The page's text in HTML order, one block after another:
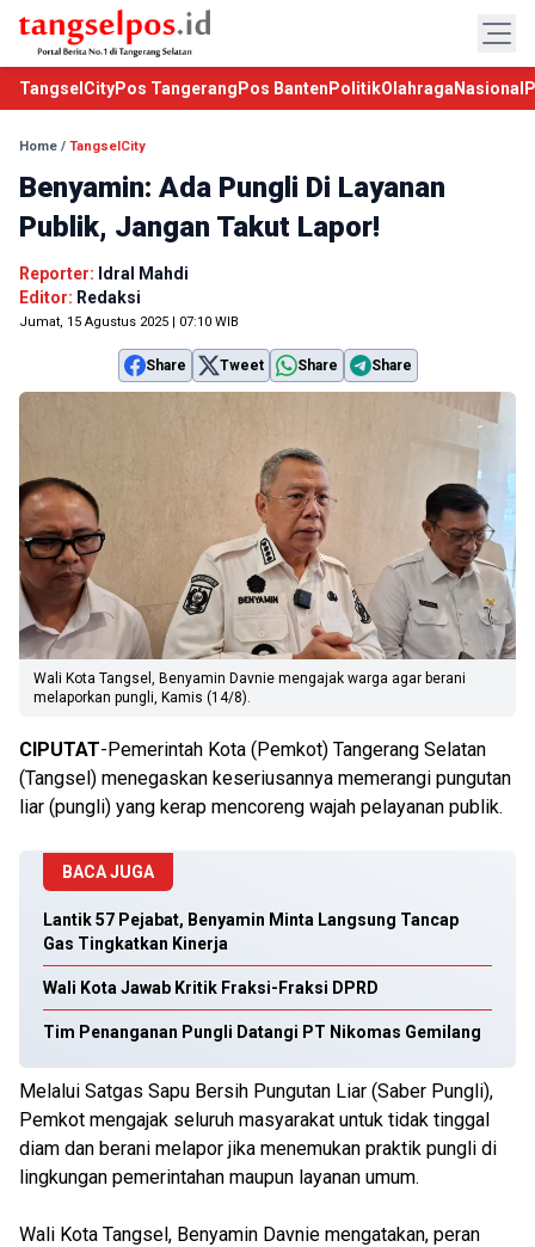
TangselCityPos Tangerang Pos Banten PolitikOlahraga Nasional
Home / TangselCity
Benyamin: Ada Pungli Di Layanan
Publik, Jangan Takut Lapor!
Reporter: Idral Mahdi
Editor: Redaksi
Jumat, 15 Agustus 2025 | 07:10 WIB
Share Tweet Share Share
Wali Kota Tangsel, Benyamin Davnie mengajak warga agar berani
melaporkan pungli, Kamis (14/8).
CIPUTAT-Pemerintah Kota (Pemkot) Tangerang Selatan
(Tangsel) menegaskan keseriusannya memerangi pungutan
liar (pungli) yang kerap mencoreng wajah pelayanan publik.
BACA JUGA
Lantik 57 Pejabat, Benyamin Minta Langsung Tancap
Gas Tingkatkan Kinerja
Wali Kota Jawab Kritik Fraksi-Fraksi DPRD
Tim Penanganan Pungli Datangi PT Nikomas Gemilang
Melalui Satgas Sapu Bersih Pungutan Liar (Saber Pungli),
Pemkot mengajak seluruh masyarakat untuk tidak tinggal
diam dan berani melapor jika menemukan praktik pungli di
lingkungan pemerintahan maupun layanan umum.
Wali Kota Tangsel, Benyamin Davnie mengatakan, peran